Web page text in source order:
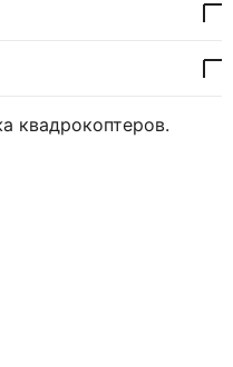
квадрокоптеров.